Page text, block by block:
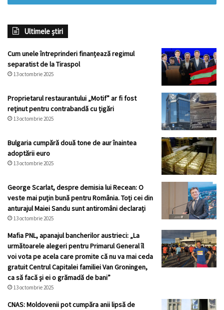
Ultimele știri
Cum unele întreprinderi finanțează regimul
separatist de la Tiraspol
13 octombrie 2025
Proprietarul restaurantului „Motif” ar fi fost
reținut pentru contrabandă cu țigări
13 octombrie 2025
Bulgaria cumpără două tone de aur înaintea
adoptării euro
13 octombrie 2025
George Scarlat, despre demisia lui Recean: O
veste mai puțin bună pentru România. Toți cei din
anturajul Maiei Sandu sunt antiromâni declarați
13 octombrie 2025
Mafia PNL, apanajul bancherilor austrieci: „La
următoarele alegeri pentru Primarul General îl
voi vota pe acela care promite că nu va mai ceda
gratuit Centrul Capitalei familiei Van Groningen,
ca să facă și ei o grămadă de bani”
13 octombrie 2025
CNAS: Moldovenii pot cumpăra anii lipsă de